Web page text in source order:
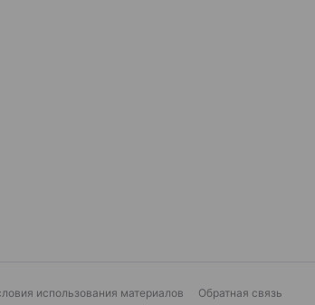
использования материалов Обратная связь